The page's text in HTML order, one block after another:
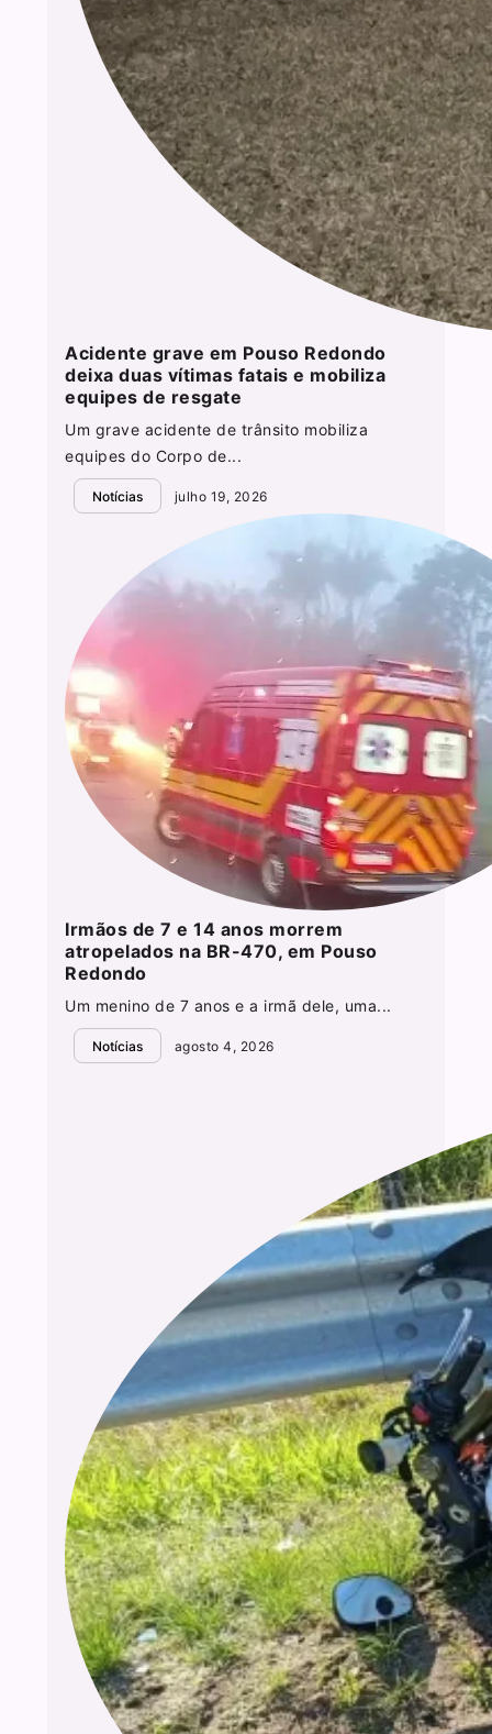
Acidente grave em Pouso Redondo
deixa duas vítimas fatais e mobiliza
equipes de resgate
Um grave acidente de trânsito mobiliza
equipes do Corpo de...
Notícias julho 19, 2026
Irmãos de 7 e 14 anos morrem
atropelados na BR-470, em Pouso
Redondo
Um menino de 7 anos e a irmã dele, uma...
Notícias agosto 4, 2026